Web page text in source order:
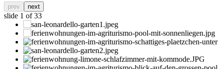
prev next
slide 1 of 33